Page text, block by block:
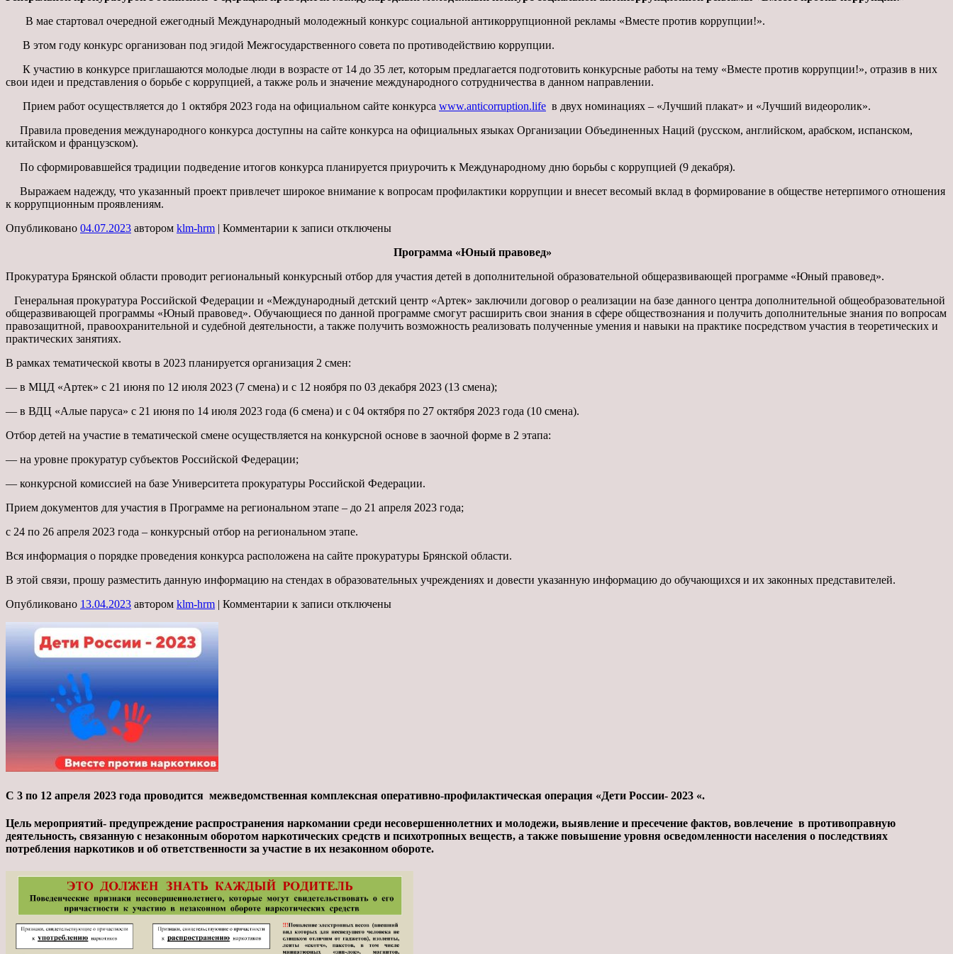
В мае стартовал очередной ежегодный Международный молодежный конкурс социальной антикоррупционной рекламы «Вместе против коррупции!».
В этом году конкурс организован под эгидой Межгосударственного совета по противодействию коррупции.
К участию в конкурсе приглашаются молодые люди в возрасте от 14 до 35 лет, которым предлагается подготовить конкурсные работы на тему «Вместе против коррупции!», отразив в них
свои идеи и представления о борьбе с коррупцией, а также роль и значение международного сотрудничества в данном направлении.
Прием работ осуществляется до 1 октября 2023 года на официальном сайте конкурса www.anticorruption.life в двух номинациях – «Лучший плакат» и «Лучший видеоролик».
Правила проведения международного конкурса доступны на сайте конкурса на официальных языках Организации Объединенных Наций (русском, английском, арабском, испанском,
китайском и французском).
По сформировавшейся традиции подведение итогов конкурса планируется приурочить к Международному дню борьбы с коррупцией (9 декабря).
Выражаем надежду, что указанный проект привлечет широкое внимание к вопросам профилактики коррупции и внесет весомый вклад в формирование в обществе нетерпимого отношения
к коррупционным проявлениям.
Опубликовано 04.07.2023 автором klm-hrm | Комментарии к записи отключены
Программа «Юный правовед»
Прокуратура Брянской области проводит региональный конкурсный отбор для участия детей в дополнительной образовательной общеразвивающей программе «Юный правовед».
Генеральная прокуратура Российской Федерации и «Международный детский центр «Артек» заключили договор о реализации на базе данного центра дополнительной общеобразовательной
общеразвивающей программы «Юный правовед». Обучающиеся по данной программе смогут расширить свои знания в сфере обществознания и получить дополнительные знания по вопросам
правозащитной, правоохранительной и судебной деятельности, а также получить возможность реализовать полученные умения и навыки на практике посредством участия в теоретических и
практических занятиях.
В рамках тематической квоты в 2023 планируется организация 2 смен:
— в МЦД «Артек» с 21 июня по 12 июля 2023 (7 смена) и с 12 ноября по 03 декабря 2023 (13 смена);
— в ВДЦ «Алые паруса» с 21 июня по 14 июля 2023 года (6 смена) и с 04 октября по 27 октября 2023 года (10 смена).
Отбор детей на участие в тематической смене осуществляется на конкурсной основе в заочной форме в 2 этапа:
— на уровне прокуратур субъектов Российской Федерации;
— конкурсной комиссией на базе Университета прокуратуры Российской Федерации.
Прием документов для участия в Программе на региональном этапе – до 21 апреля 2023 года;
с 24 по 26 апреля 2023 года – конкурсный отбор на региональном этапе.
Вся информация о порядке проведения конкурса расположена на сайте прокуратуры Брянской области.
В этой связи, прошу разместить данную информацию на стендах в образовательных учреждениях и довести указанную информацию до обучающихся и их законных представителей.
Опубликовано 13.04.2023 автором klm-hrm | Комментарии к записи отключены
С 3 по 12 апреля 2023 года проводится межведомственная комплексная оперативно-профилактическая операция «Дети России- 2023 «.
Цель мероприятий- предупреждение распространения наркомании среди несовершеннолетних и молодежи, выявление и пресечение фактов, вовлечение в противоправную
деятельность, связанную с незаконным оборотом наркотических средств и психотропных веществ, а также повышение уровня осведомленности населения о последствиях
потребления наркотиков и об ответственности за участие в их незаконном обороте.